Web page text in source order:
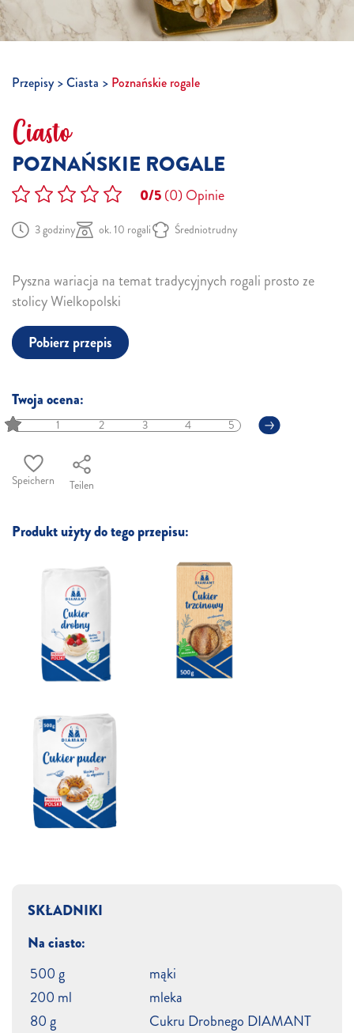
Przepisy Ciasta Poznańskie rogale
Ciasto
POZNAŃSKIE ROGALE
0/5(0)Opinie
3 godziny ok. 10 rogali Średniotrudny
Pyszna wariacja na temat tradycyjnych rogali prosto ze
stolicy Wielkopolski
Pobierz przepis
Twoja ocena:
1 2 3 4 5
Speichern Teilen
Produkt użyty do tego przepisu:
SKŁADNIKI
Na ciasto:
500 g
mąki
200 ml
mleka
80 g
Cukru Drobnego DIAMANT